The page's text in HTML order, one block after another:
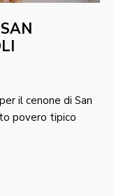
il cenone di San
povero tipico